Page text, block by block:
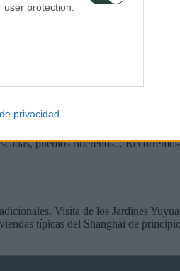
protection.
privacidad
gustos: desde los más turísticos
miles de estatuas talladas en la
rojos y resguardados por su
de Terracota. Nos acercaremos
pueblos ribereños...
Visita de los Jardines
típicas del Shanghai de